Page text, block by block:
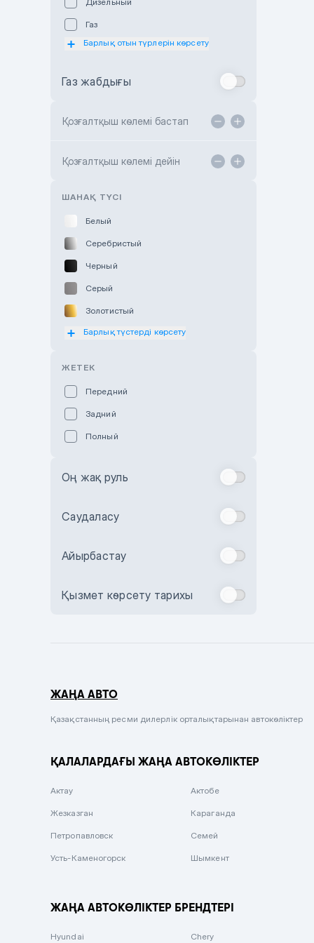
Subaru Motor Almaty
Toyota Astana
TANK Motors Karaganda
Газ
Барлық отын түрлерін көрсету
Газ жабдығы
Қозғалтқыш көлемі бастап
Қозғалтқыш көлемі дейін
ШАНАҚ ТҮСІ
Белый
Серебристый
Черный
Серый
Золотистый
Оранжевый
Зеленый
Бежевый
Комбинированный
Сиреневый металлик
Вишневый
Барлық түстерді көрсету
ЖЕТЕК
Передний
Задний
Полный
Оң жақ руль
Саудаласу
Айырбастау
Қызмет көрсету тарихы
ЖАҢА АВТО
Қазақстанның ресми дилерлік орталықтарынан автокөліктер
ҚАЛАЛАРДАҒЫ ЖАҢА АВТОКӨЛІКТЕР
Актау Актобе
Жезказган Караганда
Петропавловск Семей
Усть-Каменогорск Шымкент
ЖАҢА АВТОКӨЛІКТЕР БРЕНДТЕРІ
Hyundai Chery